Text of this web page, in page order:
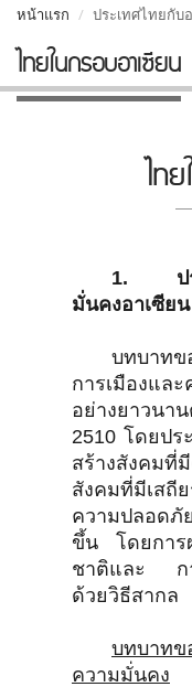
หน้าแรก ประเทศไทยกับ
ไทยในกรอบอาเซียน
ไท
1. ประ
มั่นคงอาเซียน
บทบาทข
การเมืองแล
อย่างยาวน
2510 โดยปร
สร้างสังคมที่
สังคมที่มีเส
ความปลอดภั
ขึ้น โดยการ
ชาติและ กา
ด้วยวิธีสากล
บทบาทข
ความมั่นคง